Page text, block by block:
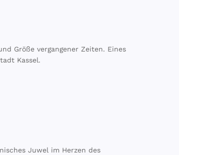
Größe vergangener Zeiten. Eines
Kassel.
Juwel im Herzen des